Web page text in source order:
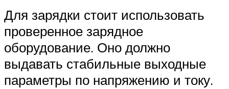
Для зарядки стоит использовать
проверенное зарядное
оборудование. Оно должно
выдавать стабильные выходные
параметры по напряжению и току.